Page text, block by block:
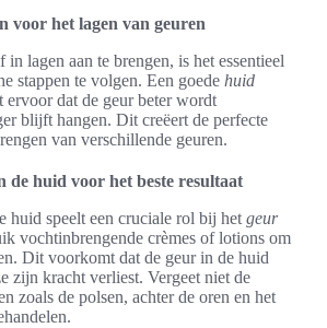
voor het lagen van geuren
lagen aan te brengen, is het essentieel
stappen te volgen. Een goede huid
ervoor dat de geur beter wordt
blijft hangen. Dit creëert de perfecte
van verschillende geuren.
de huid voor het beste resultaat
huid speelt een cruciale rol bij het geur
vochtinbrengende crèmes of lotions om
Dit voorkomt dat de geur in de huid
zijn kracht verliest. Vergeet niet de
zoals de polsen, achter de oren en het